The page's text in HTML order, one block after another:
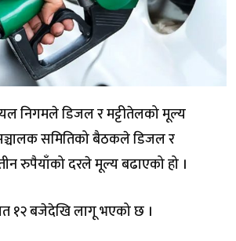
निगमले डिजल र मट्टीतेलको मूल्य
समितिको बैठकले डिजल र
तीन रुपैयाँको दरले मूल्य बढाएको हो ।
१२ बजेदेखि लागू भएको छ ।